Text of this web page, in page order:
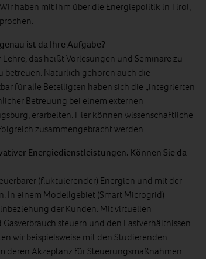
haben mit ihm über die Energiepolitik in Tirol,
ist da Ihre Aufgabe?
das heißt Vorlesungen und Seminare zu
betreuen. Natürlich gehören auch die
für alle Beteiligten haben sich die „integrierten
Betreuung bei einem externen
erarbeiten. Hier können wissenschaftliche
zusammengebracht werden.
Energiedienstleistungen. Können Sie da
(fluktuierender) Energien und mit der
In einem Modellgebiet (Smart Microgrid)
der Kunden. Mit virtuellen
steuern und den Lastverhältnissen
wir beispielsweise mit den Studierenden
Akzeptanz für Steuerungsmaßnahmen